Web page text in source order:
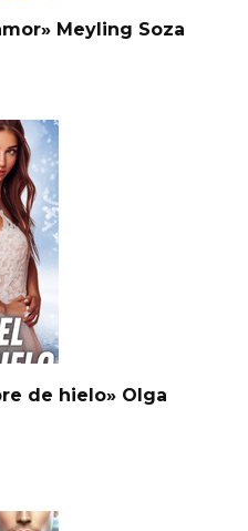
Meyling Soza
de hielo» Olga